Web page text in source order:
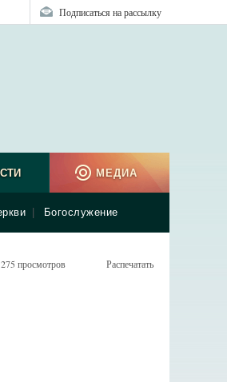
Подписаться на рассылку
Богослужение
МЕДИА
просмотров Распечатать